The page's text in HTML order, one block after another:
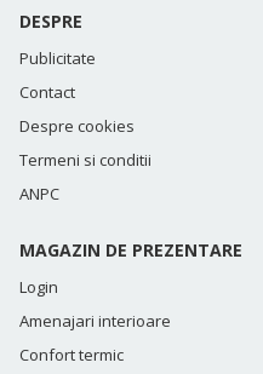
DESPRE
Publicitate
Contact
Despre cookies
Termeni si conditii
ANPC
MAGAZIN DE PREZENTARE
Login
Amenajari interioare
Confort termic